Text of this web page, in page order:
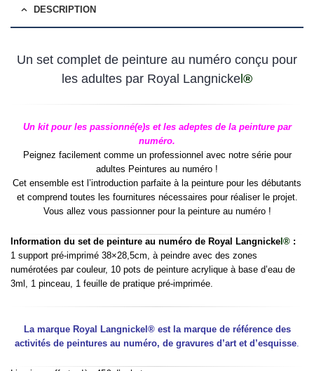
DESCRIPTION
Un set complet de peinture au numéro conçu pour
les adultes par Royal Langnicke ®
Un kit pour les passionné(e)s et les adeptes de la peinture par
numéro.
Peignez facilement comme un professionnel avec notre série pour
adultes Peintures au numéro !
Cet ensemble est l’introduction parfaite à la peinture pour les débutants
et comprend toutes les fournitures nécessaires pour réaliser le projet.
Vous allez vous passionner pour la peinture au numéro !
Information du set de peinture au numéro de Royal Langnicke l® :
1 support pré-imprimé 38×28,5cm, à peindre avec des zones
numérotées par couleur, 10 pots de peinture acrylique à base d’eau de
3ml, 1 pinceau, 1 feuille de pratique pré-imprimée.
La marque Royal Langnickel® est la marque de référence des
activités de peintures au numéro, de gravures d’art et d’esquisse.